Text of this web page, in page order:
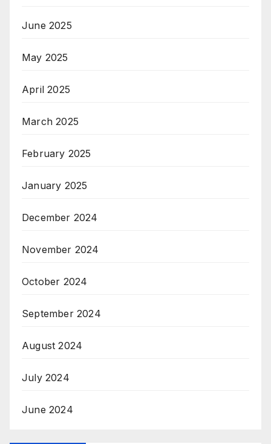
June 2025
May 2025
April 2025
March 2025
February 2025
January 2025
December 2024
November 2024
October 2024
September 2024
August 2024
July 2024
June 2024